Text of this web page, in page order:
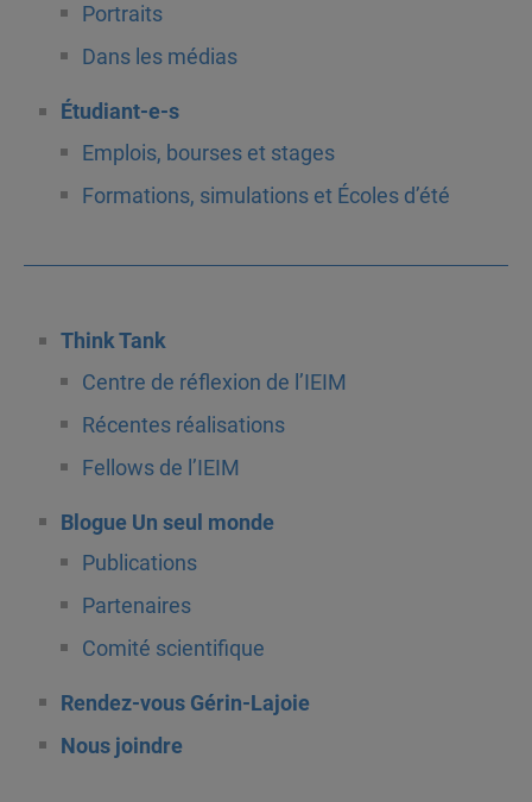
Portraits
Dans les médias
Étudiant-e-s
Emplois, bourses et stages
Formations, simulations et Écoles d’été
Think Tank
Centre de réflexion de l’IEIM
Récentes réalisations
Fellows de l’IEIM
Blogue Un seul monde
Publications
Partenaires
Comité scientifique
Rendez-vous Gérin-Lajoie
Nous joindre